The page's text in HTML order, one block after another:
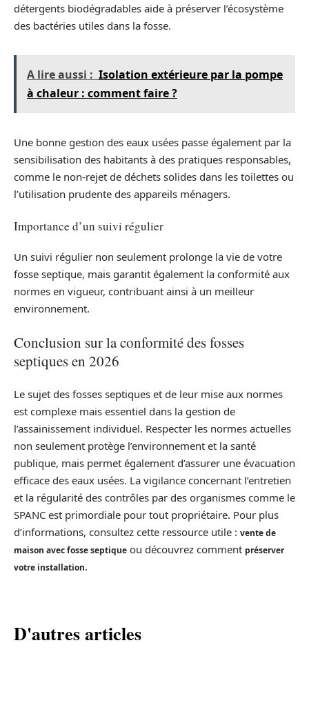
détergents biodégradables aide à préserver l’écosystème
des bactéries utiles dans la fosse.
A lire aussi : Isolation extérieure par la pompe
à chaleur : comment faire ?
Une bonne gestion des eaux usées passe également par la
sensibilisation des habitants à des pratiques responsables,
comme le non-rejet de déchets solides dans les toilettes ou
l’utilisation prudente des appareils ménagers.
Importance d’un suivi régulier
Un suivi régulier non seulement prolonge la vie de votre
fosse septique, mais garantit également la conformité aux
normes en vigueur, contribuant ainsi à un meilleur
environnement.
Conclusion sur la conformité des fosses
septiques en 2026
Le sujet des fosses septiques et de leur mise aux normes
est complexe mais essentiel dans la gestion de
l’assainissement individuel. Respecter les normes actuelles
non seulement protège l’environnement et la santé
publique, mais permet également d’assurer une évacuation
efficace des eaux usées. La vigilance concernant l’entretien
et la régularité des contrôles par des organismes comme le
SPANC est primordiale pour tout propriétaire. Pour plus
d’informations, consultez cette ressource utile : vente de
maison avec fosse septique ou découvrez comment préserver
votre installation.
D'autres articles